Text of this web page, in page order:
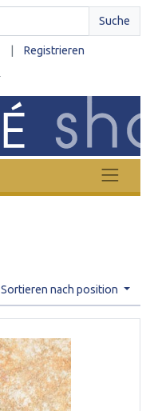
Suche
Registrieren
Sortieren nach position